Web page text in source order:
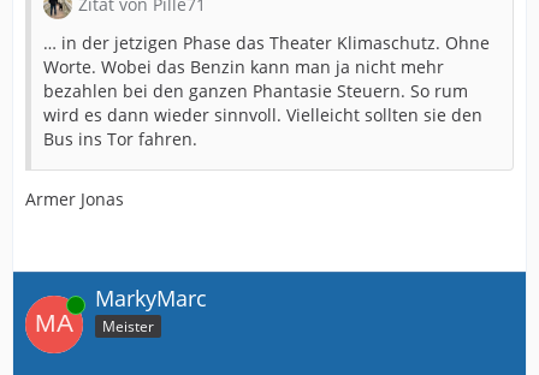
… in der jetzigen Phase das Theater Klimaschutz. Ohne
Worte. Wobei das Benzin kann man ja nicht mehr
bezahlen bei den ganzen Phantasie Steuern. So rum
wird es dann wieder sinnvoll. Vielleicht sollten sie den
Bus ins Tor fahren.
Armer Jonas
Online MarkyMarc
Meister